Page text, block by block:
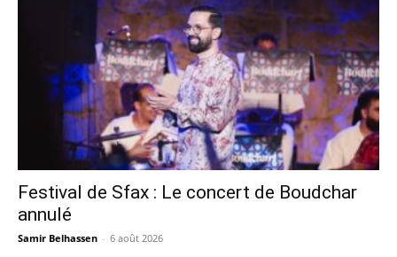
Festival de Sfax : Le concert de Boudchar
annulé
Samir Belhassen - 6 août 2026